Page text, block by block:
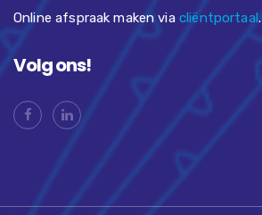
Online afspraak maken via cliëntportaal.
Volg ons!